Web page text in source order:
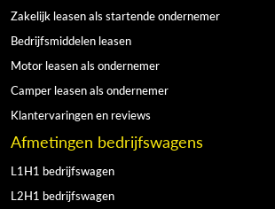
Zakelijk leasen als startende ondernemer
Bedrijfsmiddelen leasen
Motor leasen als ondernemer
Camper leasen als ondernemer
Klantervaringen en reviews
Afmetingen bedrijfswagens
L1H1 bedrijfswagen
L2H1 bedrijfswagen